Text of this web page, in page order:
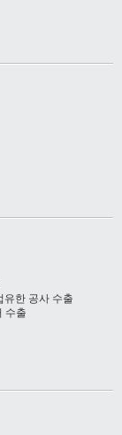
한 공사 수출
수출